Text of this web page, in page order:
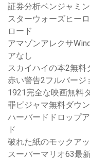
証券分析ベンジャミ
スターウォーズヒー
ロード
アマゾンアレクサ
アなし
スカイハイの本2無料
赤い警告2フルバージ
1921完全な映画無料
罪ピジャマ無料ダウ
ハーバードドロップ
ド
破れた紙のモックア
スーパーマリオ63最